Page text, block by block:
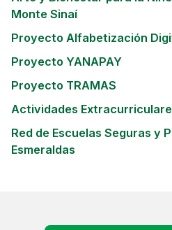
Monte Sinaí
Proyecto Alfabetización
Proyecto YANAPAY
Proyecto TRAMAS
Actividades
Red de Escuelas Seguras y
Esmeraldas